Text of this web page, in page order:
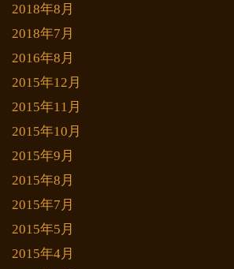
2018年8月
2018年7月
2016年8月
2015年12月
2015年11月
2015年10月
2015年9月
2015年8月
2015年7月
2015年5月
2015年4月